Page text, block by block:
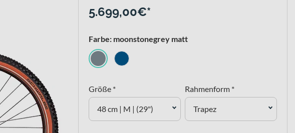
5.699,00€*
Farbe: moonstonegrey matt
Größe *
48 cm | M | (29")
Rahmenform *
Trapez